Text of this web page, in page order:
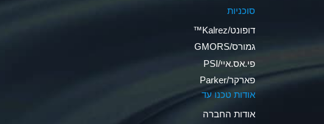
סוכניות
דופונט/Kalrez™
גמורס/GMORS
פי.אס.איי/PSI
פארקר/Parker
אודות טכנו עד
אודות החברה